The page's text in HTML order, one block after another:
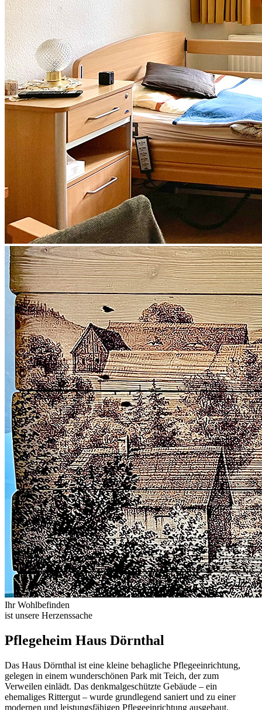
Ihr Wohlbefinden
ist unsere Herzenssache
Pflegeheim Haus Dörnthal
Das Haus Dörnthal ist eine kleine behagliche Pflegeeinrichtung,
gelegen in einem wunderschönen Park mit Teich, der zum
Verweilen einlädt. Das denkmalgeschützte Gebäude – ein
ehemaliges Rittergut – wurde grundlegend saniert und zu einer
modernen und leistungsfähigen Pflegeeinrichtung ausgebaut.